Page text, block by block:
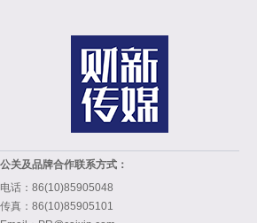
公关及品牌合作联系方式：
电话：86(10)85905048
传真：86(10)85905101